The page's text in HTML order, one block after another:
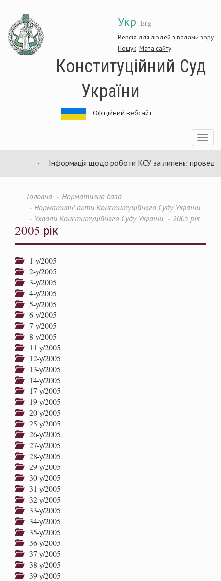
основного
матеріалу
Укр Eng
Версія для людей з вадами зору
Пошук Мапа сайту
Конституційний Суд
України
Офіційний вебсайт
Toggle
Інформація щодо роботи КСУ за липень: проведено
Головна
Нормативна база
Нормативні акти Конституційного Суду України
Ухвали Конституційного Суду України
2005 рік
2005 рік
1-у/2005
2-у/2005
3-у/2005
4-у/2005
5-у/2005
6-у/2005
7-у/2005
8-у/2005
11-у/2005
12-у/2005
13-у/2005
14-у/2005
17-у/2005
19-у/2005
20-у/2005
25-у/2005
26-у/2005
27-у/2005
28-у/2005
29-у/2005
30-у/2005
31-у/2005
32-у/2005
33-у/2005
34-у/2005
35-у/2005
36-у/2005
37-у/2005
38-у/2005
39-у/2005